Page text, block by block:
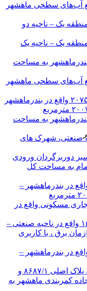
آب‌های سطحی ماهشهر
یک – ناحیه دو
یک – ناحیه یک
به مساحت
آب‌های سطحی ماهشهر
فروش قطعه زمین تجاری به پلاک ثبتی ۲۰۷۵۷ واقع در بندرماهشهر
به مساحت
صنعتی، شهرک های
دوربرگردان ورودی
به مساحت کل
زمین تجاری به پلاک ثبتی ۲۰۷۵۷ واقع در بندرماهشهر –
مجتمع تجاری مسکونی واقع در
فروش ملک دو طبقه به پلاک ثبتی ۱۵۶۸۷/۱ واقع در ناحیه صنعتی –
برق ، با کاربری
زمین تجاری به پلاک ثبتی ۲۰۷۵۷ واقع در بندرماهشهر –
باب واحد تجاری و فروش یک باب گاراژ به پلاک اصلی ۸۶۸۷/۱ و
کمربندی ماهشهر به